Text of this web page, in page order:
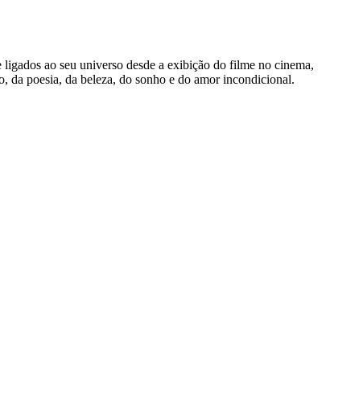
ao seu universo desde a exibição do filme no cinema,
da poesia, da beleza, do sonho e do amor incondicional.